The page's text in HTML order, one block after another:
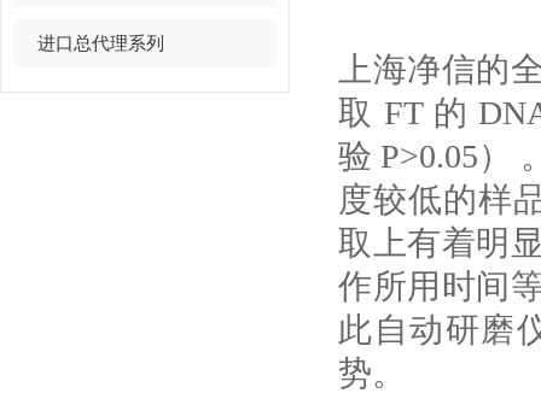
进口总代理系列
上海净信的
取 FT 的
验 P>0.05）
度较低的样
取上有着明
作所用时间
此自动研磨
势。